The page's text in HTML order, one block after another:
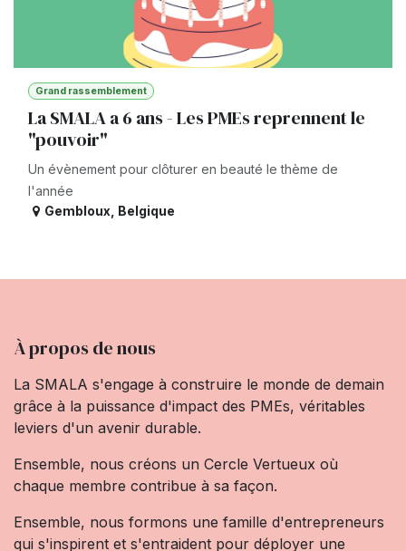
Grand rassemblement
La SMALA a 6 ans - Les PMEs reprennent le
"pouvoir"
Un évènement pour clôturer en beauté le thème de
l'année
Gembloux, Belgique
À propos de nous
La SMALA s'engage à construire le monde de demain
grâce à la puissance d'impact des PMEs, véritables
leviers d'un avenir durable.
Ensemble, nous créons un Cercle Vertueux où
chaque membre contribue à sa façon.
Ensemble, nous formons une famille d'entrepreneurs
qui s'inspirent et s'entraident pour déployer une